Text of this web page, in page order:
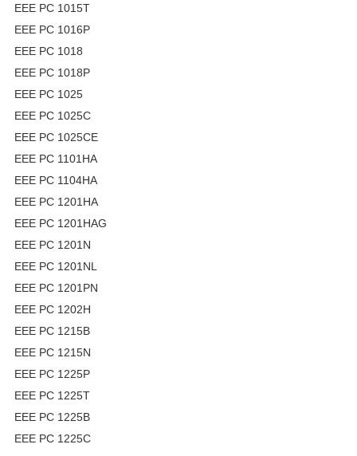
EEE PC 1015T
EEE PC 1016P
EEE PC 1018
EEE PC 1018P
EEE PC 1025
EEE PC 1025C
EEE PC 1025CE
EEE PC 1101HA
EEE PC 1104HA
EEE PC 1201HA
EEE PC 1201HAG
EEE PC 1201N
EEE PC 1201NL
EEE PC 1201PN
EEE PC 1202H
EEE PC 1215B
EEE PC 1215N
EEE PC 1225P
EEE PC 1225T
EEE PC 1225B
EEE PC 1225C